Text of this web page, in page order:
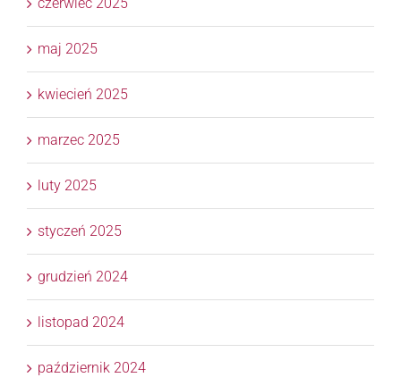
maj 2025
kwiecień 2025
marzec 2025
luty 2025
styczeń 2025
grudzień 2024
listopad 2024
październik 2024